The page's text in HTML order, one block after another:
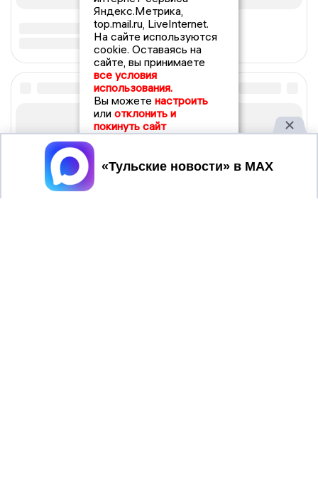
Яндекс.Метрика,
top.mail.ru, LiveInternet.
На сайте используются
cookie. Оставаясь на
сайте, вы принимаете
все условия
использования.
Вы можете настроить
или отклонить и
покинуть сайт
Принять